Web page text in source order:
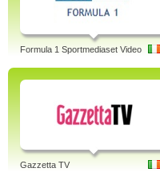
Formula 1 Sportmediaset Video
Gazzetta TV